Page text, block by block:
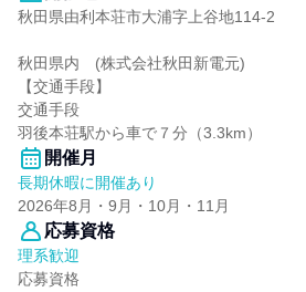
秋田県由利本荘市大浦字上谷地114-2
秋田県内 (株式会社秋田新電元)
【交通手段】
交通手段
羽後本荘駅から車で７分（3.3km）
開催月
長期休暇に開催あり
2026年8月・9月・10月・11月
応募資格
理系歓迎
応募資格